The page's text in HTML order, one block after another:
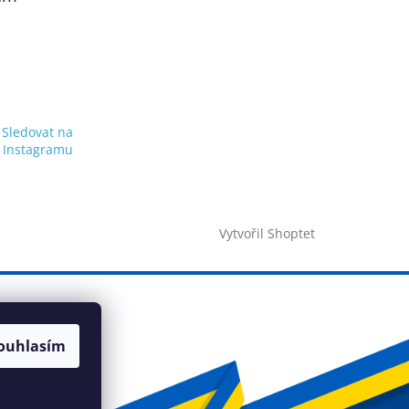
Sledovat na
Instagramu
Vytvořil Shoptet